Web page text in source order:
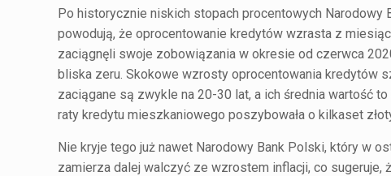
Po historycznie niskich stopach procentowych
powodują, że oprocentowanie kredytów wzrasta z
zaciągnęli swoje zobowiązania w okresie od czerwca
bliska zeru. Skokowe wzrosty oprocentowania kredytów
zaciągane są zwykle na 20-30 lat, a ich średnia wartość
raty kredytu mieszkaniowego poszybowała o kilkaset
Nie kryje tego już nawet Narodowy Bank Polski, który w
zamierza dalej walczyć ze wzrostem inflacji, co